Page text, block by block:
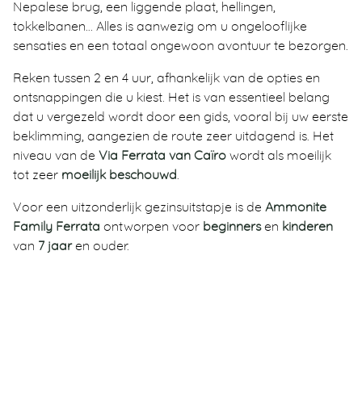
Nepalese brug, een liggende plaat, hellingen,
tokkelbanen… Alles is aanwezig om u ongelooflijke
sensaties en een totaal ongewoon avontuur te bezorgen.
Reken tussen 2 en 4 uur, afhankelijk van de opties en
ontsnappingen die u kiest. Het is van essentieel belang
dat u vergezeld wordt door een gids, vooral bij uw eerste
beklimming, aangezien de route zeer uitdagend is. Het
niveau van de Via Ferrata van Caïro wordt als moeilijk
tot zeer moeilijk beschouwd
Voor een uitzonderlijk gezinsuitstapje is de Ammonite
Family Ferrata ontworpen voor beginnersen kinderen
van 7 jaaren ouder.